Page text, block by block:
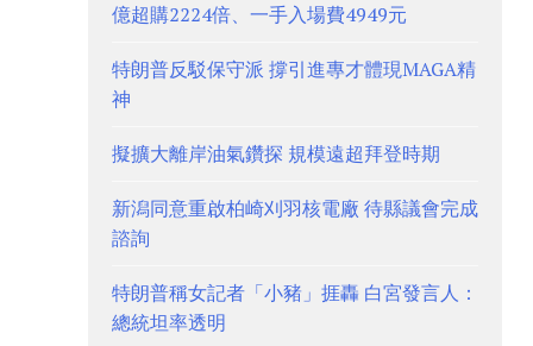
億超購2224倍、一手入場費4949元
特朗普反駁保守派 撐引進專才體現MAGA精
神
擬擴大離岸油氣鑽探 規模遠超拜登時期
新潟同意重啟柏崎刈羽核電廠 待縣議會完成
諮詢
特朗普稱女記者「小豬」捱轟 白宮發言人：
總統坦率透明